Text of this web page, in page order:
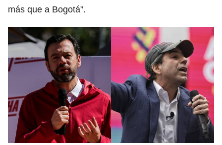
más que a Bogotá”.